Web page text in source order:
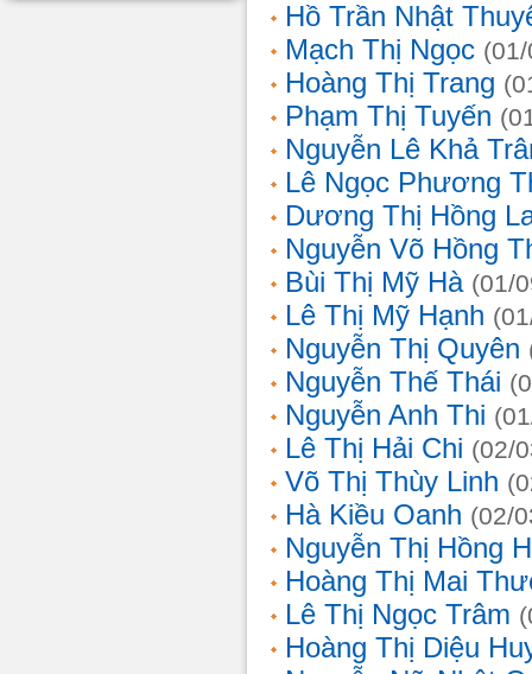
Hồ Trần Nhật
Mạch Thị Ngọc
Hoàng Thị Trang
Phạm Thị Tuyến
Nguyễn Lê Khả
Lê Ngọc Phương
Dương Thị Hồng
Nguyễn Võ Hồng
Bùi Thị Mỹ Hà (01/
Lê Thị Mỹ Hạnh
Nguyễn Thị Quyên
Nguyễn Thế Thái
Nguyễn Anh Thi
Lê Thị Hải Chi (02/
Võ Thị Thùy Linh
Hà Kiều Oanh (02/
Nguyễn Thị Hồng
Hoàng Thị Mai
Lê Thị Ngọc Trâm
Hoàng Thị Diệu